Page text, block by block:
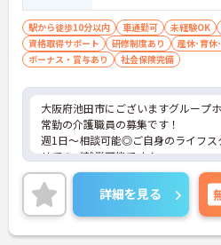
駅から徒歩10分以内 車通勤可 未経験OK
資格取得サポート
研修制度あり
産休･育休
ボーナス・賞与あり
社会保険完備
大阪府池田市にございますグループ
常勤の介護職員の募集です！
週1日～相談可能◎ご自身のライフス
せてのご就業可能です！
賞与もあり、頑張りをしっかり評価
なので、仕事のモチベーションにつ
また最寄り駅から徒歩5分と通勤に
おすすめポイントです♪
ご興味ある方には、面接対策ポイン
詳細を見る